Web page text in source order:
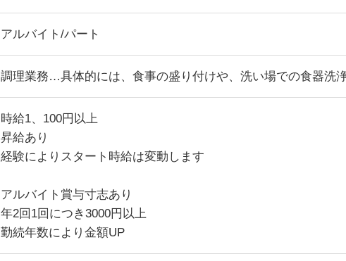
アルバイト/パート
調理業務…具体的には、食事の盛り付けや、洗い場での食器洗
時給1、100円以上
昇給あり
経験によりスタート時給は変動します
アルバイト賞与寸志あり
年2回1回につき3000円以上
勤続年数により金額UP